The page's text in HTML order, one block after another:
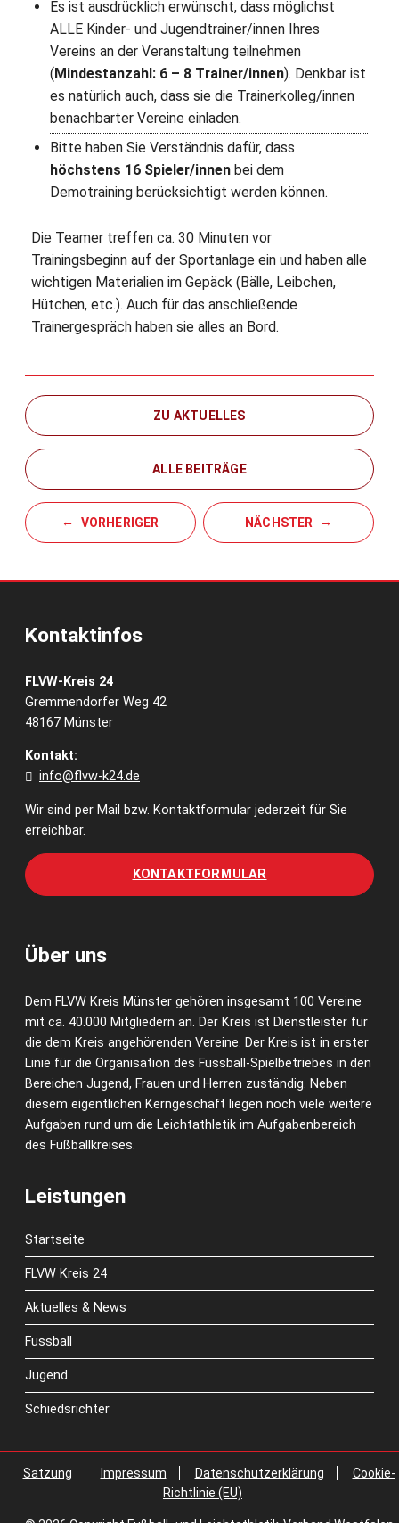
Es ist ausdrücklich erwünscht, dass möglichst
ALLE Kinder- und Jugendtrainer/innen Ihres
Vereins an der Veranstaltung teilnehmen
( Mindestanzahl: 6 – 8 Trainer/innen). Denkbar ist
es natürlich auch, dass sie die Trainerkolleg/innen
benachbarter Vereine einladen.
Bitte haben Sie Verständnis dafür, dass
höchstens 16 Spieler/innen bei dem
Demotraining berücksichtigt werden können.
Die Teamer treffen ca. 30 Minuten vor
Trainingsbeginn auf der Sportanlage ein und haben alle
wichtigen Materialien im Gepäck (Bälle, Leibchen,
Hütchen, etc.). Auch für das anschließende
Trainergespräch haben sie alles an Bord.
ZU AKTUELLES
ALLE BEITRÄGE
VORHERIGER NÄCHSTER
Kontaktinfos
FLVW-Kreis 24
Gremmendorfer Weg 42
48167 Münster
Kontakt:
info@flvw-k24.de
Wir sind per Mail bzw. Kontaktformular jederzeit für Sie
erreichbar.
KONTAKTFORMULAR
Über uns
Dem FLVW Kreis Münster gehören insgesamt 100 Vereine
mit ca. 40.000 Mitgliedern an. Der Kreis ist Dienstleister für
die dem Kreis angehörenden Vereine. Der Kreis ist in erster
Linie für die Organisation des Fussball-Spielbetriebes in den
Bereichen Jugend, Frauen und Herren zuständig. Neben
diesem eigentlichen Kerngeschäft liegen noch viele weitere
Aufgaben rund um die Leichtathletik im Aufgabenbereich
des Fußballkreises.
Leistungen
Startseite
FLVW Kreis 24
Aktuelles & News
Fussball
Jugend
Schiedsrichter
Satzung Impressum Datenschutzerklärung
Cookie-
Richtlinie (EU)